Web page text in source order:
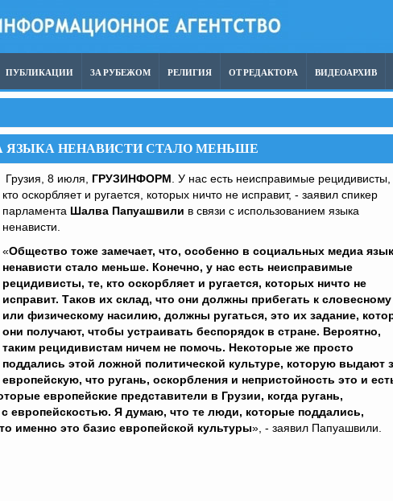
ПУБЛИКАЦИИ ЗА РУБЕЖОМ РЕЛИГИЯ ОТ РЕДАКТОРА ВИДЕОАРХИВ
НЕНАВИСТИ СТАЛО МЕНЬШЕ
Грузия, 8 июля, ГРУЗИНФОРМ . У нас есть неисправимые рецидивисты,
кто оскорбляет и ругается, которых ничто не исправит, - заявил спикер
парламента Шалва Папуашвили в связи с использованием языка
ненависти.
«Общество тоже замечает, что, особенно в социальных медиа
ненависти стало меньше. Конечно, у нас есть неисправимые
рецидивисты, те, кто оскорбляет и ругается, которых ничто не
исправит. Таков их склад, что они должны прибегать к словесному
или физическому насилию, должны ругаться, это их задание,
они получают, чтобы устраивать беспорядок в стране. Вероятно,
таким рецидивистам ничем не помочь. Некоторые же просто
поддались этой ложной политической культуре, которую выдают
европейскую, что ругань, оскорбления и непристойность это и
европейские представители в Грузии, когда ругань,
европейскостью. Я думаю, что те люди, которые поддались,
именно это базис европейской культуры», - заявил Папуашвили.